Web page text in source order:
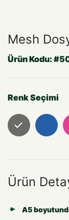
Mesh
Ürün Kodu:
Renk Seçimi
Ürün
A5